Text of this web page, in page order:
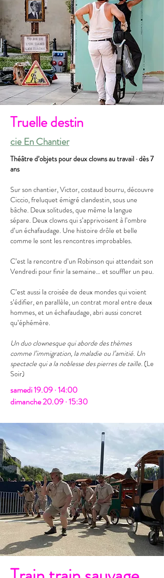
Truelle destin
cie En Chantier
Théâtre d’objets pour deux clowns au travail · dès 7
ans
Sur son chantier, Victor, costaud bourru, découvre
Ciccio, freluquet émigré clandestin, sous une
bâche. Deux solitudes, que même la langue
sépare. Deux clowns qui s’apprivoisent à l’ombre
d’un échafaudage. Une histoire drôle et belle
comme le sont les rencontres improbables.
C’est la rencontre d’un Robinson qui attendait son
Vendredi pour finir la semaine… et souffler un peu.
C’est aussi la croisée de deux mondes qui voient
s’édifier, en parallèle, un contrat moral entre deux
hommes, et un échafaudage, abri aussi concret
qu’éphémère.
Un duo clownesque qui aborde des thèmes
comme l’immigration, la maladie ou l’amitié. Un
spectacle qui a la noblesse des pierres de taille.(Le
Soir)
​​samedi 19.09 · 14:00
dimanche 20.09 · 15:30